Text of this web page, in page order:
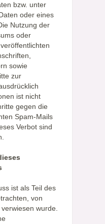
bzw. unter
oder eines
Nutzung der
oder
sowie
zur
ist nicht
gegen die
Spam-Mails
Verbot sind
ist als Teil des
von
wurde.